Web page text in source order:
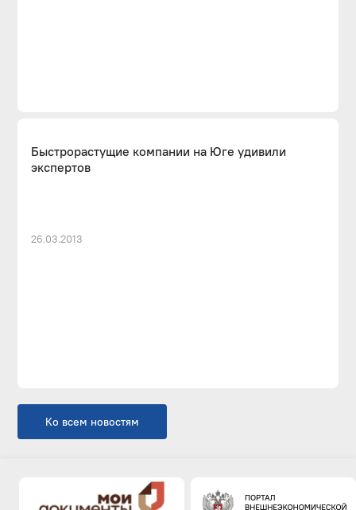
Быстрорастущие компании на Юге удивили
экспертов
26.03.2013
Ко всем новостям